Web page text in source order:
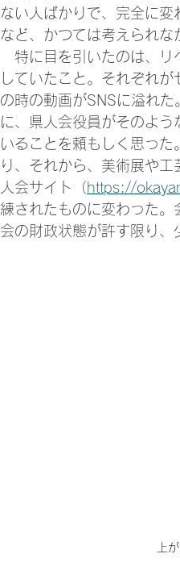
ない人ばかりで、完全に
など、かつては考えられな
特に目を引いたのは、リ
していたこと。それぞれ
の時の動画がSNSに溢れ
に、県人会役員がそのよ
いることを頼もしく思っ
り、それから、美術展や
人会サイト（ https://
練されたものに変わった。
会の財政状態が許す限り、
上